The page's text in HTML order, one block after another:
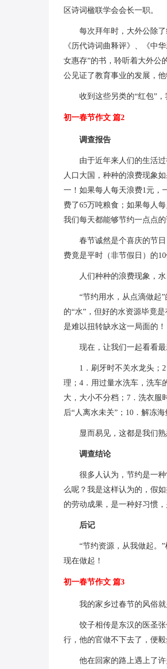
区诗词楹联学会会长一职。
每次拜年时，大外公除
《历代诗词曲释评》、《中
女惠存”的书，聆听着大外公
公见证了教育事业的发展，
收到这些另类的“红包”
初一春节作文 篇2
调查报告
由于近年来人们的生活
人口大国，种种的浪费现象
一！如果每人每天浪费1元，
费了65万吨粮食；如果每人
我们每天都能够节约一点点
春节诚然是个喜庆的节
费竟是平时（非节假日）的
人们种种的浪费现象，
“节约用水，从点滴做起
的“水”，但好的水资源毕竟
是难以扭转缺水这一局面的！
现在，让我们一起看看
1．刷牙时不关水龙头；
理；4．用过量水洗车，洗车
大，大小不分档；7．洗衣服
后“人离水未关”；10．解冻海
显而易见，这都是我们
调查结论
很多人认为，节约是一
么呢？我是这样认为的，假
的劳动成果，是一种好习惯，
后记
“节约资源，从我做起。
现在做起！
初一春节作文 篇3
我的家乡过春节的风俗
饺子相传是东汉的医圣
行，他的官做不下去了，便
他在回家的路上遇上了